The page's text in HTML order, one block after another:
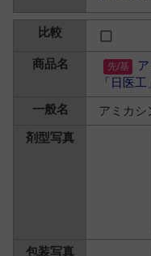
「日医工
アミカシ